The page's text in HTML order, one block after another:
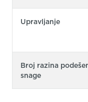
Upravljanje
Broj razina
snage